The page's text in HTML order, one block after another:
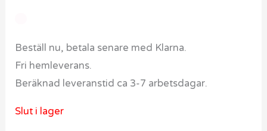
Beställ nu, betala senare med Klarna.
Fri hemleverans.
Beräknad leveranstid ca 3-7 arbetsdagar.
Slut i lager